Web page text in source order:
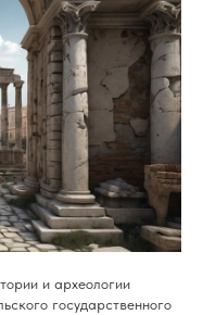
и археологии
государственного